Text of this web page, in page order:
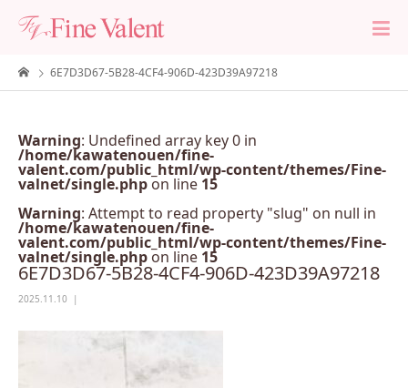
6E7D3D67-5B28-4CF4-906D-423D39A97218
Warning: Undefined array key 0 in
/home/kawatenouen/fine-
valent.com/public_html/wp-content/themes/Fine-
valnet/single.phpon line 15
Warning: Attempt to read property "slug" on null in
/home/kawatenouen/fine-
valent.com/public_html/wp-content/themes/Fine-
valnet/single.phpon line 15
6E7D3D67-5B28-4CF4-906D-423D39A97218
2025.11.10